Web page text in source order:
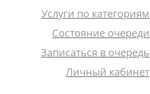
Услуги по категориям
Состояние очереди
Записаться в очередь
Личный кабинет